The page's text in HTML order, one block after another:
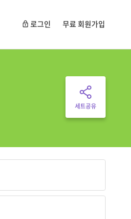
로그인 무료 회원가입
세트공유